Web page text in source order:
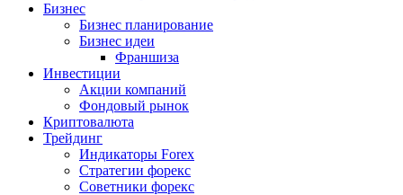
Бизнес
Бизнес планирование
Бизнес идеи
Франшиза
Инвестиции
Акции компаний
Фондовый рынок
Криптовалюта
Трейдинг
Индикаторы Forex
Стратегии форекс
Советники форекс